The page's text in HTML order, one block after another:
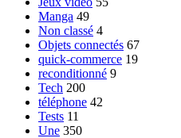
Manga 49
Non classé 4
Objets connectés 67
quick-commerce 19
reconditionné 9
Tech 200
téléphone 42
Tests 11
Une 350